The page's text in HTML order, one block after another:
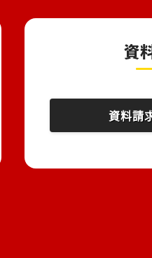
資
資料請